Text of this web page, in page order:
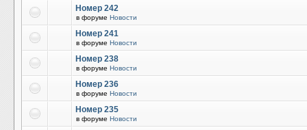
Номер 242
в форуме Новости
Номер 241
в форуме Новости
Номер 238
в форуме Новости
Номер 236
в форуме Новости
Номер 235
в форуме Новости